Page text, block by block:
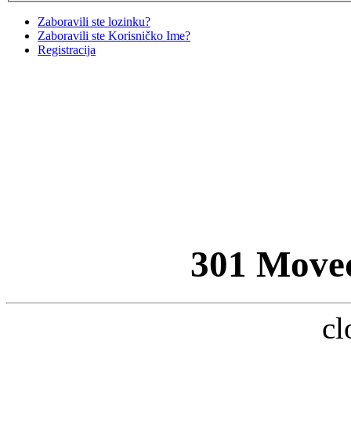
Zaboravili ste lozinku?
Zaboravili ste Korisničko Ime?
Registracija
301